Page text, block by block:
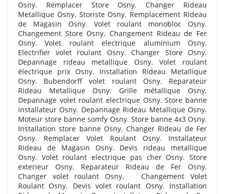
Osny. Remplacer Store Osny. Changer Rideau
Metallique Osny. Storiste Osny. Remplacement Rideau
de Magasin Osny. Volet roulant monobloc Osny.
Changement Store Osny. Changement Rideau de Fer
Osny. Volet roulant electrique aluminium Osny.
Electrifier volet roulant Osny. Changer Store Osny.
Depannage rideau metallique Osny. Volet roulant
électrique prix Osny. Installation Rideau Metallique
Osny. Bubendorff volet roulant Osny. Reparateur
Rideau Metallique Osny. Grille métallique Osny.
Depannage volet roulant electrique Osny. Store banne
installateur Osny. Depannage Rideau Metallique Osny.
Moteur store banne somfy Osny. Store banne 4x3 Osny.
Installation store banne Osny. Changer Rideau de Fer
Osny. Remplacer Volet Roulant Osny. Installateur
Rideau de Magasin Osny. Devis rideau metallique
Osny. Volet roulant electrique pas cher Osny. Store
exterieur Osny. Reparateur Rideau de Fer Osny.
Changer volet roulant Osny. Changement Volet
Roulant Osny. Devis volet roulant Osny. Installation